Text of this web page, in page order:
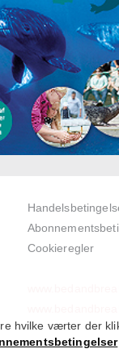
Cookieregler
hvilke værter der